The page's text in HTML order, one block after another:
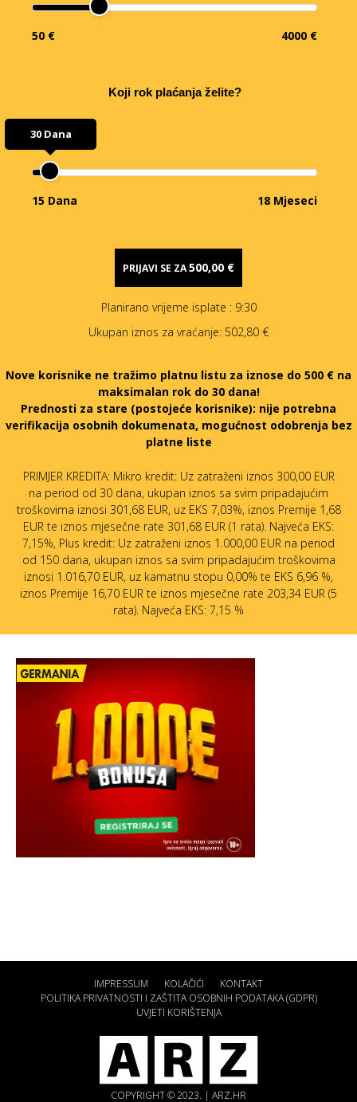
50 € 4000 €
Koji rok plaćanja želite?
30 Dana
15 Dana 18 Mjeseci
PRIJAVI SE ZA500,00 €
Planirano vrijeme isplate : 9:30
Ukupan iznos za vraćanje: 502,80 €
Nove korisnike ne tražimo platnu listu za iznose do 500 € na
maksimalan rok do 30 dana!
Prednosti za stare (postojeće korisnike): nije potrebna
verifikacija osobnih dokumenata, mogućnost odobrenja bez
platne liste
PRIMJER KREDITA: Mikro kredit: Uz zatraženi iznos 300,00 EUR
na period od 30 dana, ukupan iznos sa svim pripadajućim
troškovima iznosi 301,68 EUR, uz EKS 7,03%, iznos Premije 1,68
EUR te iznos mjesečne rate 301,68 EUR (1 rata). Najveća EKS:
7,15%, Plus kredit: Uz zatraženi iznos 1.000,00 EUR na period
od 150 dana, ukupan iznos sa svim pripadajućim troškovima
iznosi 1.016,70 EUR, uz kamatnu stopu 0,00% te EKS 6,96 %,
iznos Premije 16,70 EUR te iznos mjesečne rate 203,34 EUR (5
rata). Najveća EKS: 7,15 %
IMPRESSUM KOLAČIĆI
KONTAKT
POLITIKA PRIVATNOSTI I ZAŠTITA OSOBNIH PODATAKA (GDPR)
UVJETI KORIŠTENJA
COPYRIGHT © 2023. | ARZ.HR